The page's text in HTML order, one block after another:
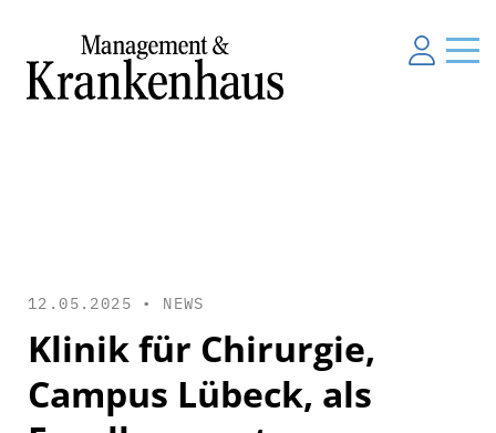
12.05.2025 • NEWS
Klinik für Chirurgie,
Campus Lübeck, als